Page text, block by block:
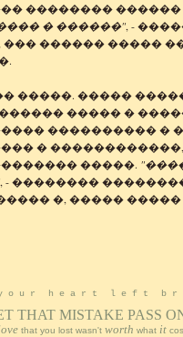
�������� ������
� ������", -
������ �����
�����. �����
����� �
���������� �
�
�����.
, - ��������
�, �����
o u r h e a r t l e f t b r
THAT MISTAKE PASS
that you lost wasn't worth what it